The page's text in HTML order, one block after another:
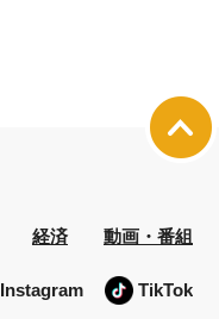
経済 動画・番組
Instagram TikTok